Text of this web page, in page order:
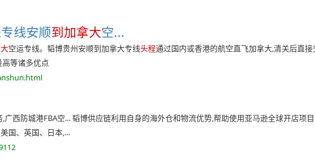
线安顺到加拿大空...
空运专线。韬博贵州安顺到加拿大专线头程通过国内或香港的航空直飞加拿大,清关后直接
等诸多优点
,广西防城港FBA空... 韬博供应链利用自身的海外仓和物流优势,帮助使用亚马逊全球开店项
国、英国、日本,...